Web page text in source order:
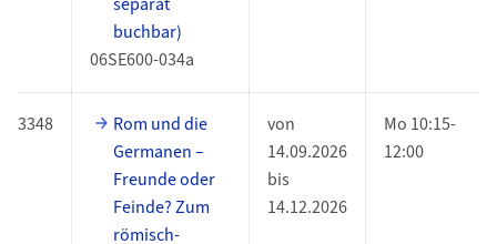
buchbar)
06SE600-034a
3348
Rom und die
Germanen –
Freunde oder
Feinde? Zum
römisch-
von
14.09.2026
bis
14.12.2026
Mo 10:15-
12:00